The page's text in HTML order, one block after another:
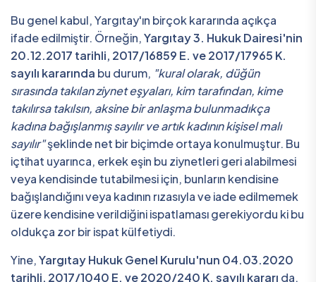
Bu genel kabul, Yargıtay'ın birçok kararında açıkça
ifade edilmiştir. Örneğin,Yargıtay 3. Hukuk Dairesi'nin
20.12.2017 tarihli, 2017/16859 E. ve 2017/17965 K.
sayılı kararında bu durum, "kural olarak, düğün
sırasında takılan ziynet eşyaları, kim tarafından, kime
takılırsa takılsın, aksine bir anlaşma bulunmadıkça
kadına bağışlanmış sayılır ve artık kadının kişisel malı
sayılır"şeklinde net bir biçimde ortaya konulmuştur. Bu
içtihat uyarınca, erkek eşin bu ziynetleri geri alabilmesi
veya kendisinde tutabilmesi için, bunların kendisine
bağışlandığını veya kadının rızasıyla ve iade edilmemek
üzere kendisine verildiğini ispatlaması gerekiyordu ki bu
oldukça zor bir ispat külfetiydi.
Yine,Yargıtay Hukuk Genel Kurulu'nun 04.03.2020
tarihli, 2017/1040 E. ve 2020/240 K. sayılı kararı da,